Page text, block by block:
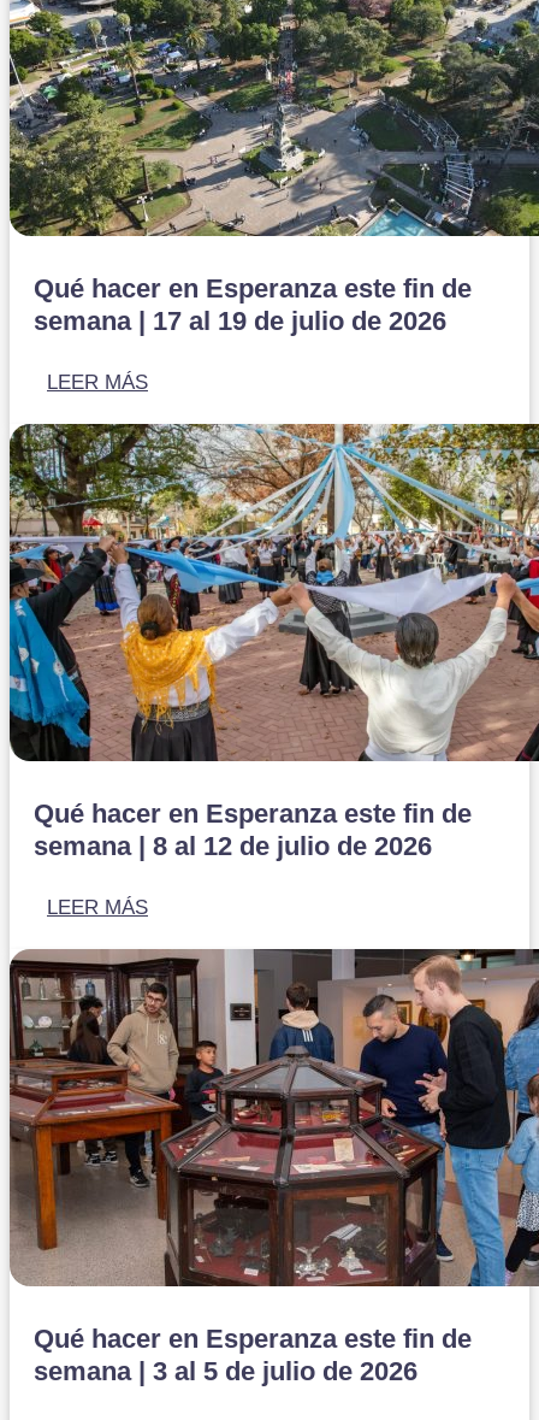
Qué hacer en Esperanza este fin de
semana | 17 al 19 de julio de 2026
LEER MÁS
Qué hacer en Esperanza este fin de
semana | 8 al 12 de julio de 2026
LEER MÁS
Qué hacer en Esperanza este fin de
semana | 3 al 5 de julio de 2026